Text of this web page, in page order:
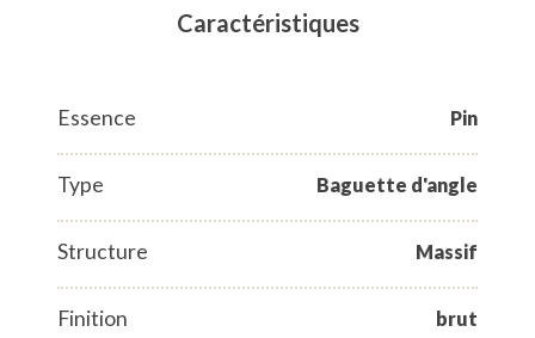
Caractéristiques
Essence Pin
Type Baguette d'angle
Structure Massif
Finition brut